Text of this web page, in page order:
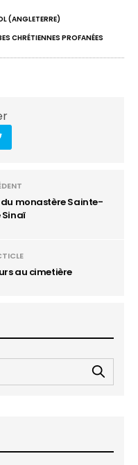
(ANGLETERRE)
CHRÉTIENNES PROFANÉES
monastère Sainte-
au cimetière